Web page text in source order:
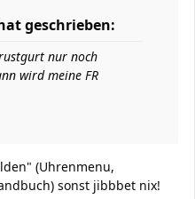
geschrieben:
nur noch
wird meine FR
(Uhrenmenu,
sonst jibbbet nix!